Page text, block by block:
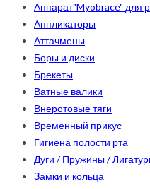
Аппарат"Myobrace" для
Аппликаторы
Аттачмены
Боры и диски
Брекеты
Ватные валики
Внеротовые тяги
Временный прикус
Гигиена полости рта
Дуги / Пружины /
Замки и кольца